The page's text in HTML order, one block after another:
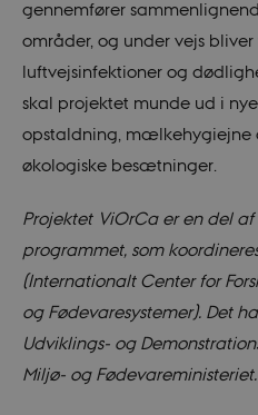
gennemfører
områder, og under vejs
luftvejsinfektioner og
skal projektet munde ud i
opstaldning,
økologiske besætninger.
Projektet ViOrCa er en del af
programmet, som
(Internationalt Center for
og Fødevaresystemer). Det
Udviklings- og
Miljø- og Fødevareministeriet.